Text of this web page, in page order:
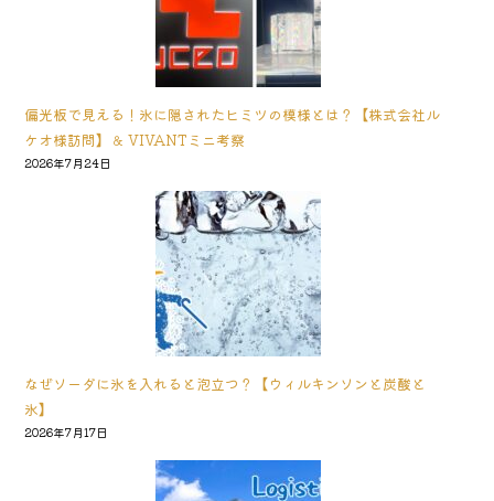
偏光板で見える！氷に隠されたヒミツの模様とは？【株式会社ル
ケオ様訪問】＆ VIVANTミニ考察
2026年7月24日
なぜソーダに氷を入れると泡立つ？【ウィルキンソンと炭酸と
氷】
2026年7月17日